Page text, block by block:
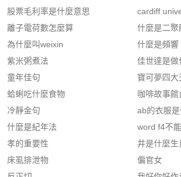
股票毛利率是什麼意思
離子電荷數怎麼算
為什麼叫weixin
紫米粥煮法
童年佳句
蛤蜊吃什麼食物
冷靜金句
什麼是紀年法
孝的重要性
床虱排泄物
cardiff
什麼是二聚
什麼是頻響
佳世達是做
寶可夢四大
咖啡故事館
ab的衣服
word f4不
井是什麼生
偏官女